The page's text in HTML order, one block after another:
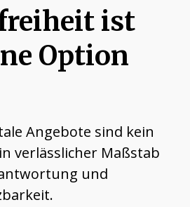
ist
Option
Angebote sind kein
verlässlicher Maßstab
und